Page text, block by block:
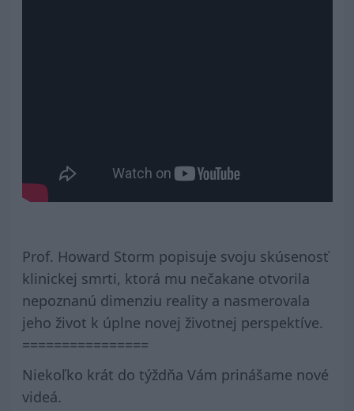
Prof. Howard Storm popisuje svoju skúsenosť
klinickej smrti, ktorá mu nečakane otvorila
nepoznanú dimenziu reality a nasmerovala
jeho život k úplne novej životnej perspektíve.
================
Niekoľko krát do týždňa Vám prinášame nové
videá.